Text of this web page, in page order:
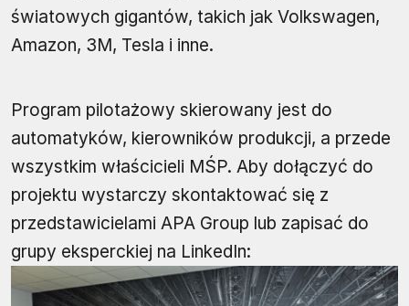
światowych gigantów, takich jak Volkswagen,
Amazon, 3M, Tesla i inne.
Program pilotażowy skierowany jest do
automatyków, kierowników produkcji, a przede
wszystkim właścicieli MŚP. Aby dołączyć do
projektu wystarczy skontaktować się z
przedstawicielami APA Group lub zapisać do
grupy eksperckiej na LinkedIn: